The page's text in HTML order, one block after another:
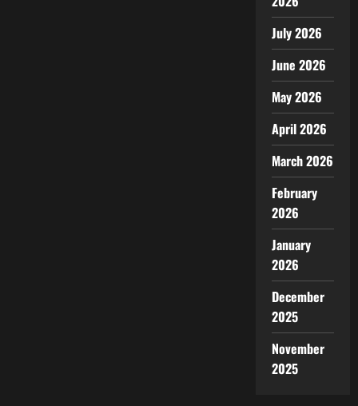
July 2026
June 2026
May 2026
April 2026
March 2026
February
2026
January
2026
December
2025
November
2025